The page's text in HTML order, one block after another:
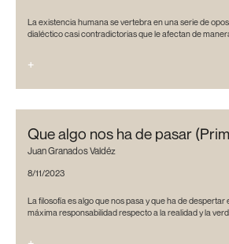
La existencia humana se vertebra en una serie de
dialéctico casi contradictorias que le afectan de
+
Que algo nos ha de pasar
Juan Granados Valdéz
8/11/2023
La filosofía es algo que nos pasa y que ha de
máxima responsabilidad respecto a la realidad y la